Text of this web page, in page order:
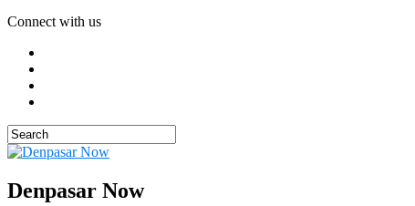
Connect with us
Denpasar Now